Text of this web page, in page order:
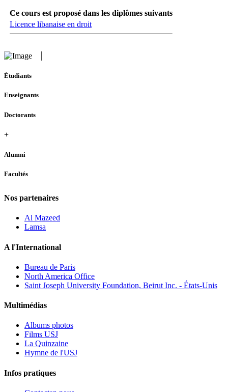
Ce cours est proposé dans les diplômes suivants
Licence libanaise en droit
Étudiants
Enseignants
Doctorants
+
Alumni
Facultés
Nos partenaires
Al Mazeed
Lamsa
A l'International
Bureau de Paris
North America Office
Saint Joseph University Foundation, Beirut Inc. - États-Unis
Multimédias
Albums photos
Films USJ
La Quinzaine
Hymne de l'USJ
Infos pratiques